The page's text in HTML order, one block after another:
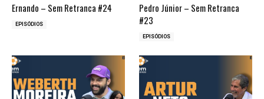
Ernando – Sem Retranca #24
EPISÓDIOS
Pedro Júnior – Sem Retranca
#23
EPISÓDIOS